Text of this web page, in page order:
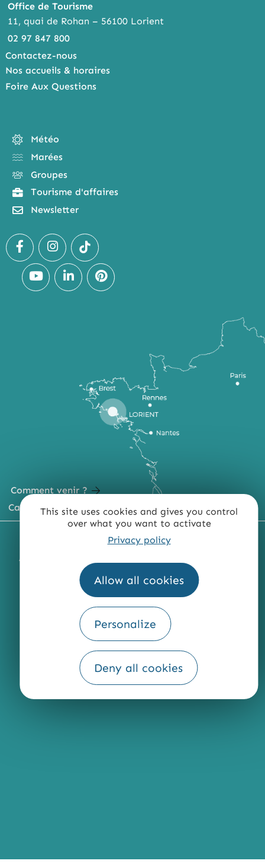
This site uses cookies and gives you control
over what you want to activate
Privacy policy
Allow all cookies
Personalize
Deny all cookies
Office de Tourisme
11, quai de Rohan – 56100 Lorient
02 97 847 800
Contactez-nous
Nos accueils & horaires
Foire Aux Questions
Météo
Marées
Groupes
Tourisme d'affaires
Newsletter
Comment venir ?
Carte du territoire
MENTIONS LÉGALES PLAN DU SITE
ACCESSIBILITÉ : NON CONFORME
QUI SOMMES-NOUS ?
Fourni par
Traduction